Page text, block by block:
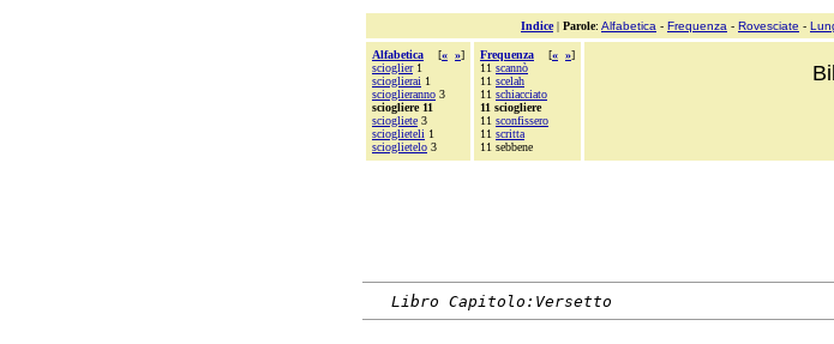
Indice| Parole: Alfabetica - Frequenza - Rovesciate -
Alfabetica [« »]
scioglier1
scioglierai 1
scioglieranno 3
sciogliere 11
sciogliete 3
scioglieteli 1
scioglietelo 3
Frequenza [« »]
11 scannò
11 scelah
11 schiacciato
11 sciogliere
11 sconfissero
11 scritta
11 sebbene
Libro Capitolo:Versetto